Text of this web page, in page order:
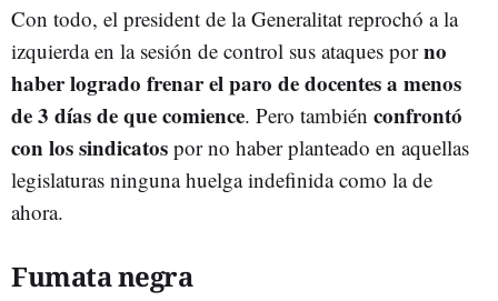
Con todo, el president de la Generalitat reprochó a la
izquierda en la sesión de control sus ataques porno
haber logrado frenar el paro de docentes a menos
de 3 días de que comience. Pero también confrontó
con los sindicatos por no haber planteado en aquellas
legislaturas ninguna huelga indefinida como la de
ahora.
Fumata negra